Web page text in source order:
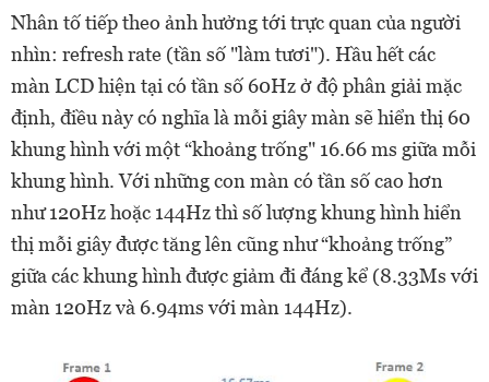
Nhân tố tiếp theo ảnh hưởng tới trực quan của người
nhìn: refresh rate (tần số "làm tươi"). Hầu hết các
màn LCD hiện tại có tần số 60Hz ở độ phân giải mặc
định, điều này có nghĩa là mỗi giây màn sẽ hiển thị 60
khung hình với một “khoảng trống" 16.66 ms giữa mỗi
khung hình. Với những con màn có tần số cao hơn
như 120Hz hoặc 144Hz thì số lượng khung hình hiển
thị mỗi giây được tăng lên cũng như “khoảng trống”
giữa các khung hình được giảm đi đáng kể (8.33Ms với
màn 120Hz và 6.94ms với màn 144Hz).